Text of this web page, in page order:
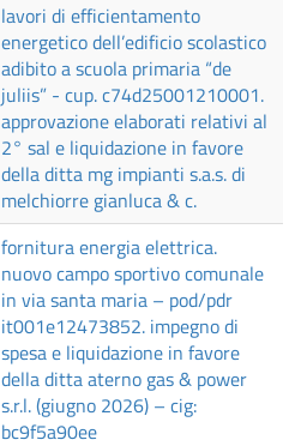
lavori di efficientamento
energetico dell’edificio scolastico
adibito a scuola primaria “de
juliis” - cup. c74d25001210001.
approvazione elaborati relativi al
2° sal e liquidazione in favore
della ditta mg impianti s.a.s. di
melchiorre gianluca & c.
fornitura energia elettrica.
nuovo campo sportivo comunale
in via santa maria – pod/pdr
it001e12473852. impegno di
spesa e liquidazione in favore
della ditta aterno gas & power
s.r.l. (giugno 2026) – cig:
bc9f5a90ee